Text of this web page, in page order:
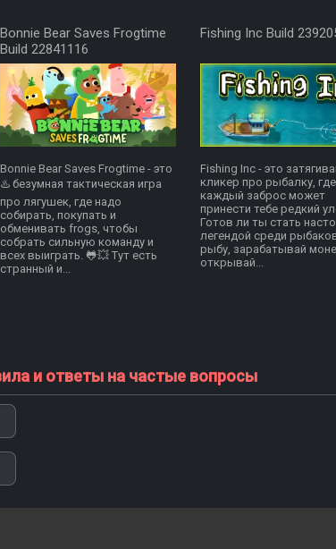
Bonnie Bear Saves Frogtime
Build 22841116
Bonnie Bear Saves Frogtime - это
♨️ безумная тактическая игра
про лягушек, где надо
собирать, покупать и
обменивать frogs, чтобы
собрать сильную команду и
всех выиграть. 🐸💥 Тут есть
странный и...
Fishing Inc Build
Fishing Inc - это
кликер про рыбалку, где
каждый заброс может
принести тебе редкий
Готов ли ты стать
легендой среди
рыбу, зарабатывай
открывай...
и ответы на частые вопросы